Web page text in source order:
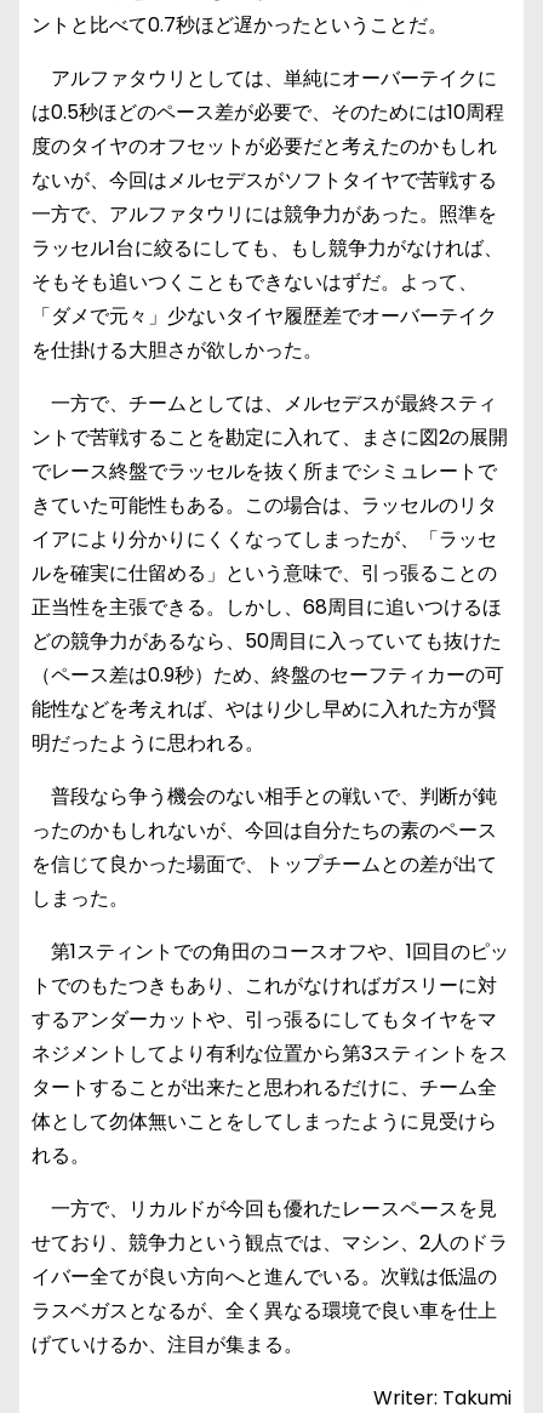
ントと比べて0.7秒ほど遅かったということだ。
アルファタウリとしては、単純にオーバーテイクに
は0.5秒ほどのペース差が必要で、そのためには10周程
度のタイヤのオフセットが必要だと考えたのかもしれ
ないが、今回はメルセデスがソフトタイヤで苦戦する
一方で、アルファタウリには競争力があった。照準を
ラッセル1台に絞るにしても、もし競争力がなければ、
そもそも追いつくこともできないはずだ。よって、
「ダメで元々」少ないタイヤ履歴差でオーバーテイク
を仕掛ける大胆さが欲しかった。
一方で、チームとしては、メルセデスが最終スティ
ントで苦戦することを勘定に入れて、まさに図2の展開
でレース終盤でラッセルを抜く所までシミュレートで
きていた可能性もある。この場合は、ラッセルのリタ
イアにより分かりにくくなってしまったが、「ラッセ
ルを確実に仕留める」という意味で、引っ張ることの
正当性を主張できる。しかし、68周目に追いつけるほ
どの競争力があるなら、50周目に入っていても抜けた
（ペース差は0.9秒）ため、終盤のセーフティカーの可
能性などを考えれば、やはり少し早めに入れた方が賢
明だったように思われる。
普段なら争う機会のない相手との戦いで、判断が鈍
ったのかもしれないが、今回は自分たちの素のペース
を信じて良かった場面で、トップチームとの差が出て
しまった。
第1スティントでの角田のコースオフや、1回目のピッ
トでのもたつきもあり、これがなければガスリーに対
するアンダーカットや、引っ張るにしてもタイヤをマ
ネジメントしてより有利な位置から第3スティントをス
タートすることが出来たと思われるだけに、チーム全
体として勿体無いことをしてしまったように見受けら
れる。
一方で、リカルドが今回も優れたレースペースを見
せており、競争力という観点では、マシン、2人のドラ
イバー全てが良い方向へと進んでいる。次戦は低温の
ラスベガスとなるが、全く異なる環境で良い車を仕上
げていけるか、注目が集まる。
Writer: Takumi